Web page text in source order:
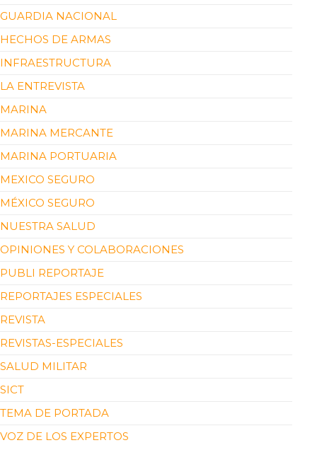
GUARDIA NACIONAL
HECHOS DE ARMAS
INFRAESTRUCTURA
LA ENTREVISTA
MARINA
MARINA MERCANTE
MARINA PORTUARIA
MEXICO SEGURO
MÉXICO SEGURO
NUESTRA SALUD
OPINIONES Y COLABORACIONES
PUBLI REPORTAJE
REPORTAJES ESPECIALES
REVISTA
REVISTAS-ESPECIALES
SALUD MILITAR
SICT
TEMA DE PORTADA
VOZ DE LOS EXPERTOS